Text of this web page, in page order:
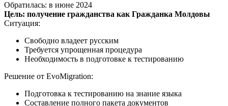
Обратилась: в июне 2024
Цель: получение гражданства как Гражданка Молдовы
Ситуация:
Свободно владеет русским
Требуется упрощенная процедура
Необходимость в подготовке к тестированию
Решение от EvoMigration:
Подготовка к тестированию на знание языка
Составление полного пакета документов